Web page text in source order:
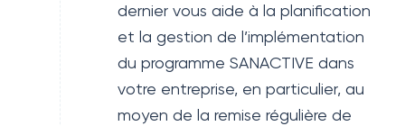
dernier vous aide à la planification
et la gestion de l’implémentation
du programme SANACTIVE dans
votre entreprise, en particulier, au
moyen de la remise régulière de